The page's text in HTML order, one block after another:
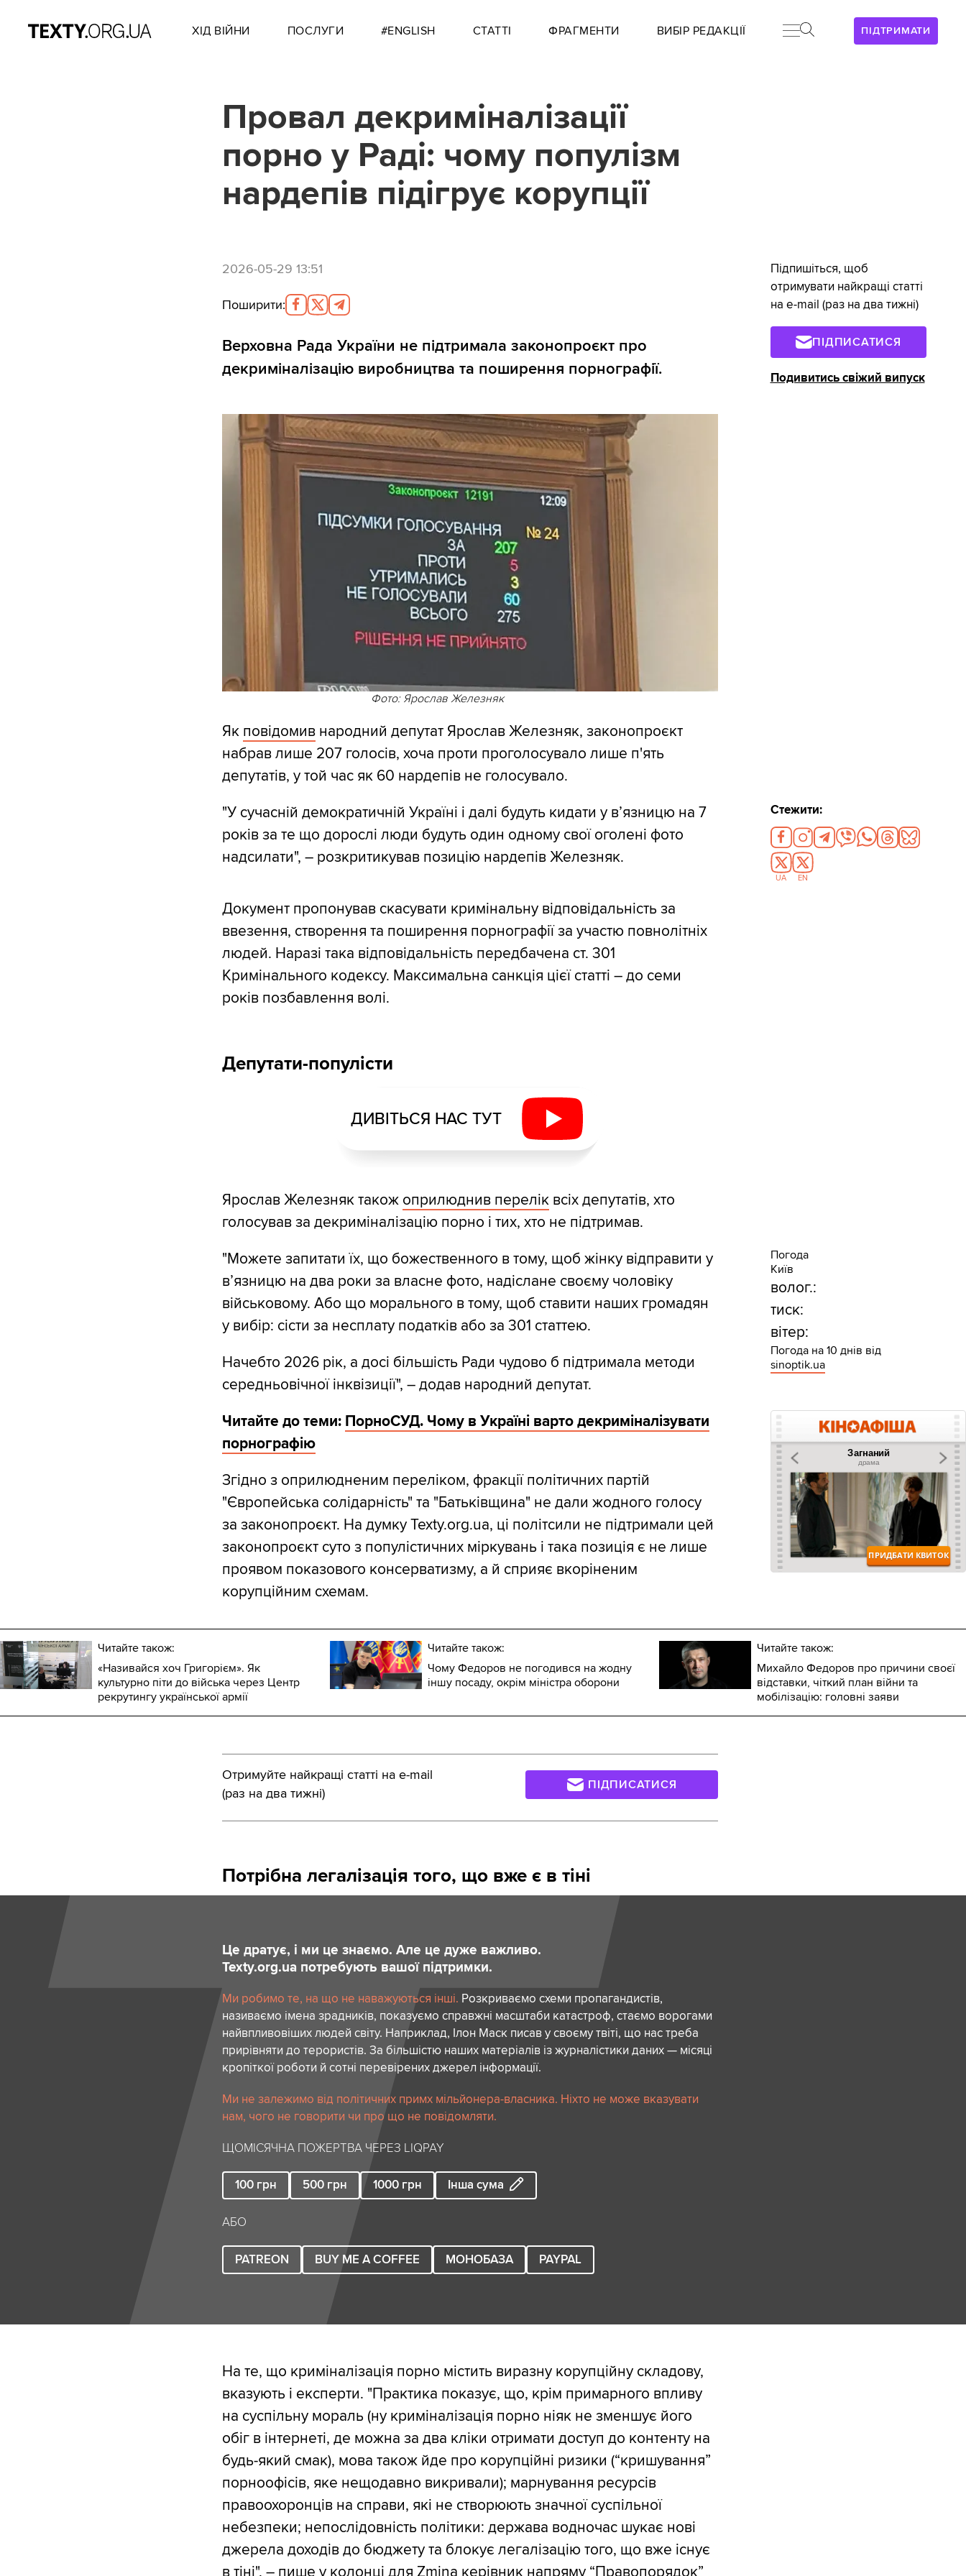
ПІДТРИМАТИ
ХІД ВІЙНИ ПОСЛУГИ #ENGLISH СТАТТІ ФРАГМЕНТИ ВИБІР РЕДАКЦІЇ
Провал декриміналізації
порно у Раді: чому популізм
нардепів підігрує корупції
2026-05-29 13:51
Поширити:
Верховна Рада України не підтримала законопроєкт про
декриміналізацію виробництва та поширення порнографії.
Фото: Ярослав Железняк
Як повідомивнародний депутат Ярослав Железняк, законопроєкт
набрав лише 207 голосів, хоча проти проголосувало лише п'ять
депутатів, у той час як 60 нардепів не голосувало.
"У сучасній демократичній Україні і далі будуть кидати у вʼязницю на 7
років за те що дорослі люди будуть один одному свої оголені фото
надсилати", – розкритикував позицію нардепів Железняк.
Документ пропонував скасувати кримінальну відповідальність за
ввезення, створення та поширення порнографії за участю повнолітніх
людей. Наразі така відповідальність передбачена ст. 301
Кримінального кодексу. Максимальна санкція цієї статті – до семи
років позбавлення волі.
Депутати-популісти
ДИВІТЬСЯ НАС ТУТ
Ярослав Железняк також оприлюднив переліквсіх депутатів, хто
голосував за декриміналізацію порно і тих, хто не підтримав.
"Можете запитати їх, що божественного в тому, щоб жінку відправити у
вʼязницю на два роки за власне фото, надіслане своєму чоловіку
військовому. ️Або що морального в тому, щоб ставити наших громадян
у вибір: сісти за несплату податків або за 301 статтею.
Начебто 2026 рік, а досі більшість Ради чудово б підтримала методи
середньовічної інквізиції", – додав народний депутат.
Читайте до теми: ПорноСУД. Чому в Україні варто декриміналізувати
порнографію
Згідно з оприлюдненим переліком, фракції політичних партій
"Європейська солідарність" та "Батьківщина" не дали жодного голосу
за законопроєкт. На думку Texty.org.ua, ці політсили не підтримали цей
законопроєкт суто з популістичних міркувань і така позиція є не лише
проявом показового консерватизму, а й сприяє вкоріненим
корупційним схемам.
Читайте також:
«Називайся хоч Григорієм». Як
культурно піти до війська через Центр
рекрутингу української армії
Читайте також:
Чому Федоров не погодився на жодну
іншу посаду, окрім міністра оборони
Читайте також:
Михайло Федоров про причини своєї
відставки, чіткий план війни та
мобілізацію: головні заяви
Отримуйте найкращі статті на e-mail
(раз на два тижні)
ПІДПИСАТИСЯ
Потрібна легалізація того, що вже є в тіні
Це дратує, і ми це знаємо. Але це дуже важливо.
Texty.org.ua потребують вашої підтримки.
Ми робимо те, на що не наважуються інші. Розкриваємо схеми пропагандистів,
називаємо імена зрадників, показуємо справжні масштаби катастроф, стаємо ворогами
найвпливовіших людей світу. Наприклад, Ілон Маск писав у своєму твіті, що нас треба
прирівняти до терористів. За більшістю наших матеріалів із журналістики даних — місяці
кропіткої роботи й сотні перевірених джерел інформації.
Ми не залежимо від політичних примх мільйонера-власника. Ніхто не може вказувати
нам, чого не говорити чи про що не повідомляти.
ЩОМІСЯЧНА ПОЖЕРТВА ЧЕРЕЗ LIQPAY
100 грн 500 грн 1000 грн Інша сума
АБО
PATREON BUY ME A COFFEE МОНОБАЗА PAYPAL
На те, що криміналізація порно містить виразну корупційну складову,
вказують і експерти. "Практика показує, що, крім примарного впливу
на суспільну мораль (ну криміналізація порно ніяк не зменшує його
обіг в інтернеті, де можна за два кліки отримати доступ до контенту на
будь-який смак), мова також йде про корупційні ризики (“кришування”
порноофісів, яке нещодавно викривали); марнування ресурсів
правоохоронців на справи, які не створюють значної суспільної
небезпеки; непослідовність політики: держава водночас шукає нові
джерела доходів до бюджету та блокує легалізацію того, що вже існує
в тіні", – пише у колонці для Zmina керівник напряму “Правопорядок”
Підпишіться, щоб
отримувати найкращі статті
на e-mail (раз на два тижні)
ПІДПИСАТИСЯ
Подивитись свіжий випуск
Стежити:
UA EN
Погода
Київ
волог.:
тиск:
вітер:
Погода на 10 днів від
sinoptik.ua